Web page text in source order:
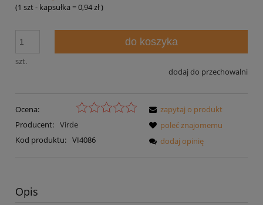
(1 szt - kapsułka =0,94 zł)
szt.
do koszyka
dodaj do przechowalni
Ocena:
Producent: Virde
Kod produktu: VI4086
zapytaj o produkt
poleć znajomemu
dodaj opinię
Opis